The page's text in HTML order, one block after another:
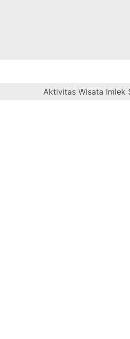
Aktivitas Wisata Imlek